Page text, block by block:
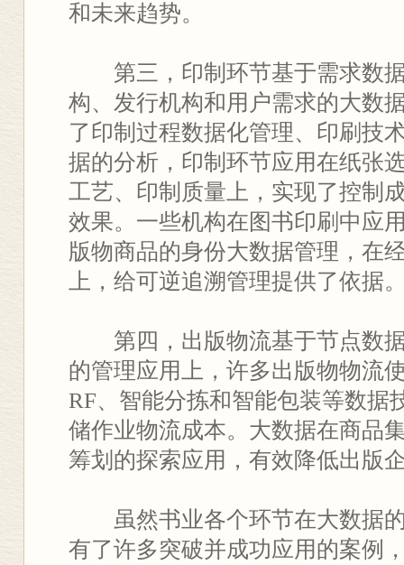
和未来趋势。
第三，印制环节基于需求数据
构、发行机构和用户需求的大数
了印制过程数据化管理、印刷技
据的分析，印制环节应用在纸张
工艺、印制质量上，实现了控制
效果。一些机构在图书印刷中应
版物商品的身份大数据管理，在
上，给可逆追溯管理提供了依据
第四，出版物流基于节点数据
的管理应用上，许多出版物物流
RF、智能分拣和智能包装等数据
储作业物流成本。大数据在商品
筹划的探索应用，有效降低出版
虽然书业各个环节在大数据的
有了许多突破并成功应用的案例